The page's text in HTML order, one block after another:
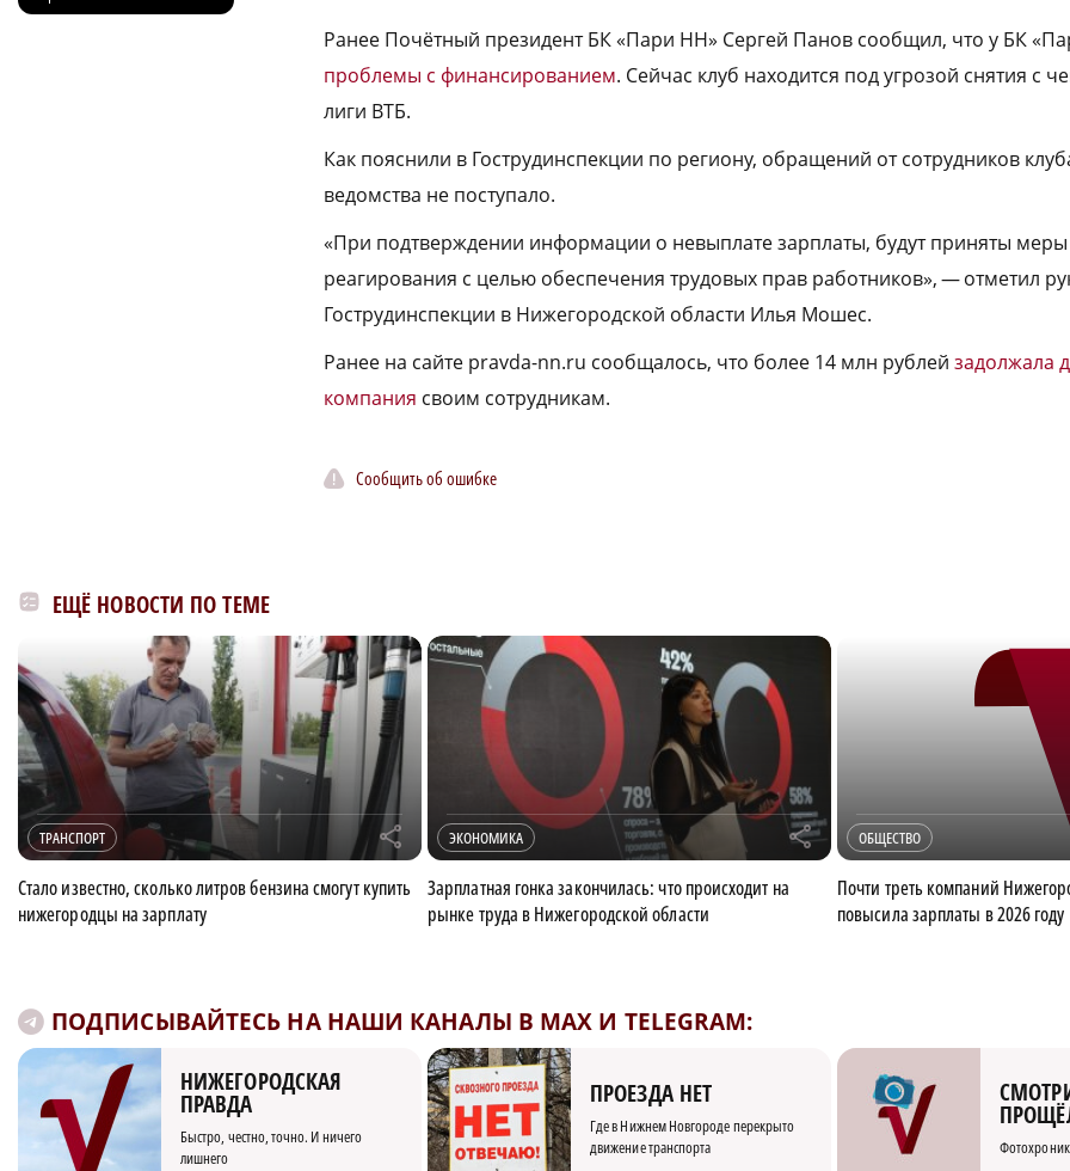
Ранее Почётный президент БК «Пари НН» Сергей Панов сообщил, что у БК
проблемы с финансированием. Сейчас клуб находится под угрозой снятия с
лиги ВТБ.
Как пояснили в Гострудинспекции по региону, обращений от сотрудников
ведомства не поступало.
«При подтверждении информации о невыплате зарплаты, будут приняты меры
реагирования с целью обеспечения трудовых прав работников», — отметил
Гострудинспекции в Нижегородской области Илья Мошес.
Ранее на сайте pravda-nn.ru сообщалось, что более 14 млн рублей задолжала
компания своим сотрудникам.
Сообщить об ошибке
ЕЩЁ НОВОСТИ ПО ТЕМЕ
ТРАНСПОРТ r
Стало известно, сколько литров бензина смогут купить
нижегородцы на зарплату
ЭКОНОМИКА r
Зарплатная гонка закончилась: что происходит на
рынке труда в Нижегородской области
ОБЩЕСТВО
Почти треть компаний
повысила зарплаты в 2026 году
ПОДПИСЫВАЙТЕСЬ НА НАШИ КАНАЛЫ В MAX И TELEGRAM:
НИЖЕГОРОДСКАЯ
ПРАВДА
Быстро, честно, точно. И ничего
лишнего
ПРОЕЗДА НЕТ
Где в Нижнем Новгороде перекрыто
движение транспорта